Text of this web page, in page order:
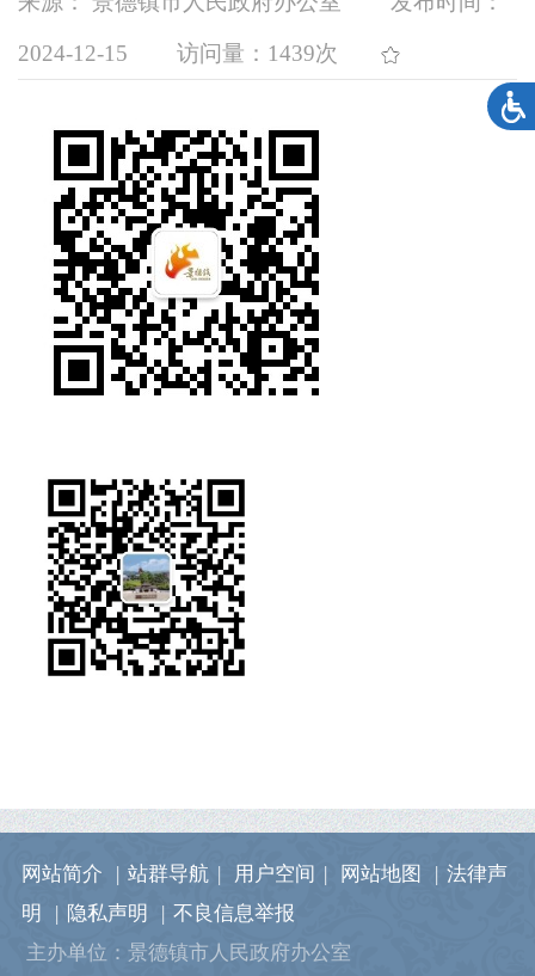
2024-12-15 访问量： 1439次
网站简介 | 站群导航 | 用户空间 | 网站地图 | 法律声
明
| 隐私声明 | 不良信息举报
主办单位：景德镇市人民政府办公室